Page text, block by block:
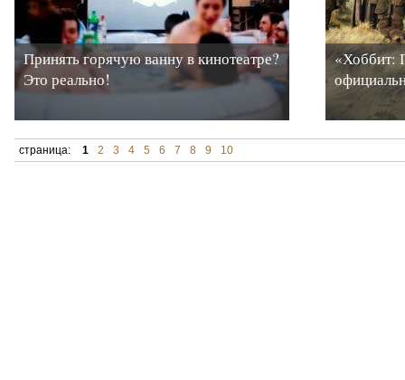
Принять горячую ванну в кинотеатре?
Это реально!
«Хоббит:
страница: 1 2 3 4 5 6 7 8 9 10